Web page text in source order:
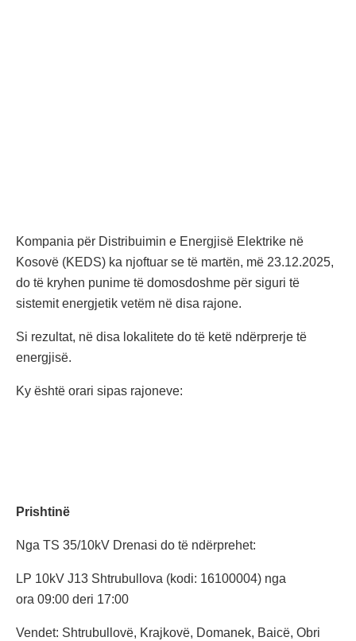
Kompania për Distribuimin e Energjisë Elektrike në
Kosovë (KEDS) ka njoftuar se të martën, më 23.12.2025,
do të kryhen punime të domosdoshme për siguri të
sistemit energjetik vetëm në disa rajone.
Si rezultat, në disa lokalitete do të ketë ndërprerje të
energjisë.
Ky është orari sipas rajoneve:
Prishtinë
Nga TS 35/10kV Drenasi do të ndërprehet:
LP 10kV J13 Shtrubullova (kodi: 16100004) nga
ora 09:00 deri 17:00
Vendet: Shtrubullovë, Krajkovë, Domanek, Baicë, Obri